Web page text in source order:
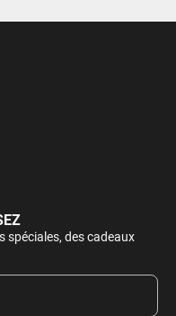
spéciales, des cadeaux